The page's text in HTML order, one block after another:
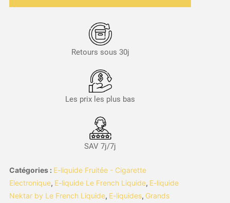
Retours sous 30j
Les prix les plus bas
SAV 7j/7j
Catégories : E-liquide Fruitée - Cigarette
Electronique, E-liquide Le French Liquide, E-liquide
Nektar by Le French Liquide, E-liquides, Grands